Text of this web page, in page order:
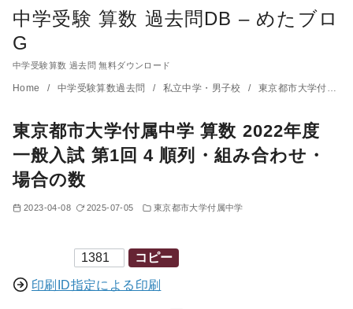
中学受験 算数 過去問DB – めたブロ
G
中学受験算数 過去問 無料ダウンロード
Home 中学受験算数過去問 私立中学・男子校 東京都市大学付属中学
東京都市大学付属中学 算数 2022年度
一般入試 第1回 4 順列・組み合わせ・
場合の数
2023-04-08 2025-07-05 東京都市大学付属中学
コピー
印刷ID指定による印刷